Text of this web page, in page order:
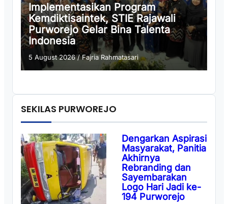
Implementasikan Program
Kemdiktisaintek, STIE Rajawali
Purworejo Gelar Bina Talenta
Indonesia
5 August 2026/Fajria Rahmatasari
SEKILAS PURWOREJO
Dengarkan Aspirasi
Masyarakat, Panitia
Akhirnya
Rebranding dan
Sayembarakan
Logo Hari Jadi ke-
194 Purworejo